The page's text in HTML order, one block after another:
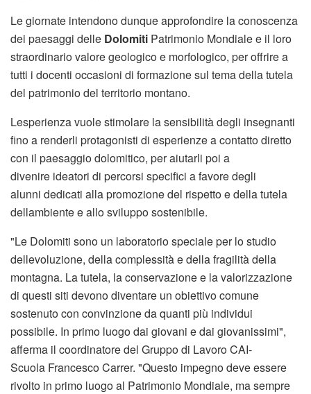
Le giornate intendono dunque approfondire la conoscenza
dei paesaggi delle Dolomiti Patrimonio Mondiale e il loro
straordinario valore geologico e morfologico, per offrire a
tutti i docenti occasioni di formazione sul tema della tutela
del patrimonio del territorio montano.
Lesperienza vuole stimolare la sensibilità degli insegnanti
fino a renderli protagonisti di esperienze a contatto diretto
con il paesaggio dolomitico, per aiutarli poi a
divenire ideatori di percorsi specifici a favore degli
alunni dedicati alla promozione del rispetto e della tutela
dellambiente e allo sviluppo sostenibile.
"Le Dolomiti sono un laboratorio speciale per lo studio
dellevoluzione, della complessità e della fragilità della
montagna. La tutela, la conservazione e la valorizzazione
di questi siti devono diventare un obiettivo comune
sostenuto con convinzione da quanti più individui
possibile. In primo luogo dai giovani e dai giovanissimi",
afferma il coordinatore del Gruppo di Lavoro CAI-
Scuola Francesco Carrer. "Questo impegno deve essere
rivolto in primo luogo al Patrimonio Mondiale, ma sempre